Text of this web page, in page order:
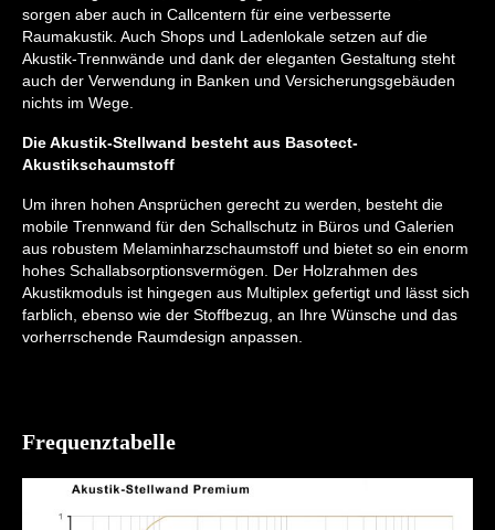
sorgen aber auch in Callcentern für eine verbesserte
Raumakustik. Auch Shops und Ladenlokale setzen auf die
Akustik-Trennwände und dank der eleganten Gestaltung steht
auch der Verwendung in Banken und Versicherungsgebäuden
nichts im Wege.
Die Akustik-Stellwand besteht aus Basotect-
Akustikschaumstoff
Um ihren hohen Ansprüchen gerecht zu werden, besteht die
mobile Trennwand für den Schallschutz in Büros und Galerien
aus robustem Melaminharzschaumstoff und bietet so ein enorm
hohes Schallabsorptionsvermögen. Der Holzrahmen des
Akustikmoduls ist hingegen aus Multiplex gefertigt und lässt sich
farblich, ebenso wie der Stoffbezug, an Ihre Wünsche und das
vorherrschende Raumdesign anpassen.
Frequenztabelle